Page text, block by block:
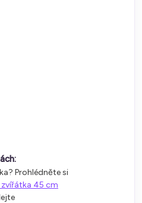
Prohlédněte si
zvířátka 45 cm